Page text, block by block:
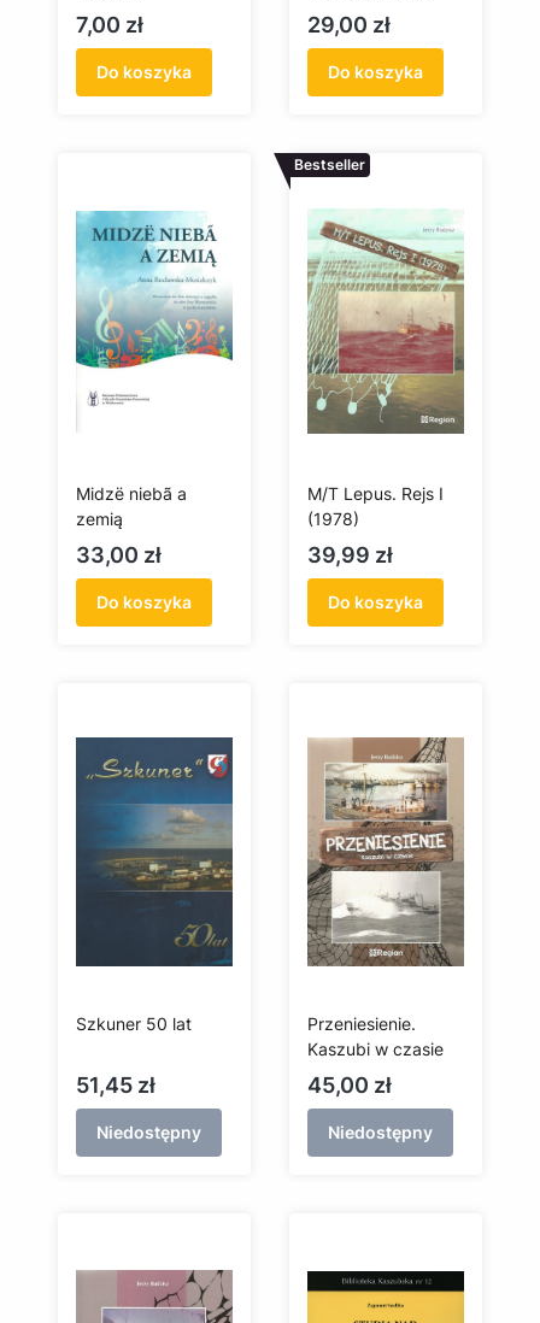
Cena
7,00 zł
Do koszyka
ogłoszenia w
międzywojennej
prasie polskiej z
obszaru Kaszub
Cena
29,00 zł
Do koszyka
Midzë niebã a
zemią
Cena
33,00 zł
Do koszyka
Bestseller
M/T Lepus. Rejs I
(1978)
Cena
39,99 zł
Do koszyka
Szkuner 50 lat
Cena
51,45 zł
Niedostępny
Przeniesienie.
Kaszubi w czasie
Cena
45,00 zł
Niedostępny